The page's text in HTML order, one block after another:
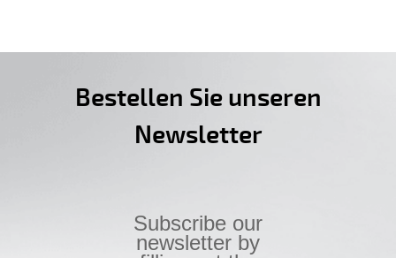
Bestellen Sie unseren
Newsletter